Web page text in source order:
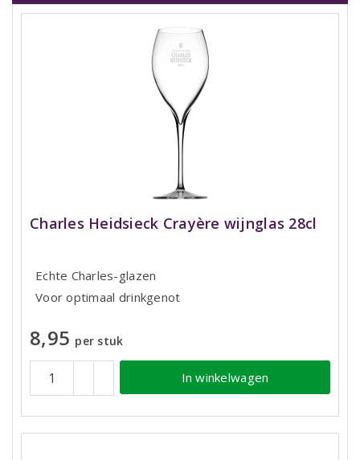
Charles Heidsieck Crayère wijnglas 28cl
Echte Charles-glazen
Voor optimaal drinkgenot
8,95 per stuk
In winkelwagen